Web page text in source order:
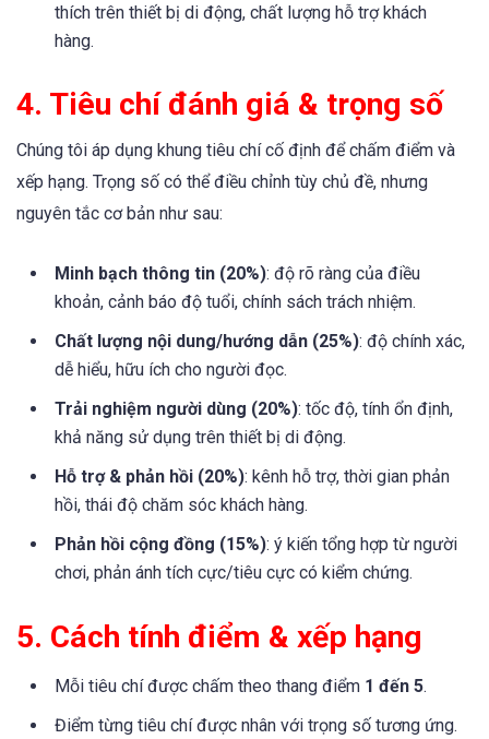
thích trên thiết bị di động, chất lượng hỗ trợ khách
hàng.
4. Tiêu chí đánh giá & trọng số
Chúng tôi áp dụng khung tiêu chí cố định để chấm điểm và
xếp hạng. Trọng số có thể điều chỉnh tùy chủ đề, nhưng
nguyên tắc cơ bản như sau:
Minh bạch thông tin (20%): độ rõ ràng của điều
khoản, cảnh báo độ tuổi, chính sách trách nhiệm.
Chất lượng nội dung/hướng dẫn (25%): độ chính xác,
dễ hiểu, hữu ích cho người đọc.
Trải nghiệm người dùng (20%): tốc độ, tính ổn định,
khả năng sử dụng trên thiết bị di động.
Hỗ trợ & phản hồi (20%): kênh hỗ trợ, thời gian phản
hồi, thái độ chăm sóc khách hàng.
Phản hồi cộng đồng (15%): ý kiến tổng hợp từ người
chơi, phản ánh tích cực/tiêu cực có kiểm chứng.
5. Cách tính điểm & xếp hạng
Mỗi tiêu chí được chấm theo thang điểm 1 đến 5.
Điểm từng tiêu chí được nhân với trọng số tương ứng.